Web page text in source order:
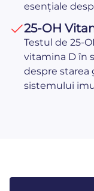
esențiale
25-OH
Testul de 25-
vitamina D în
despre starea
sistemului